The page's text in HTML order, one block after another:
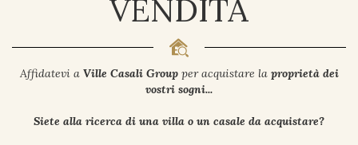
VENDITA
Affidatevi a Ville Casali Groupper acquistare la proprietà dei
vostri sogni...
Siete alla ricerca di una villa o un casale da acquistare?